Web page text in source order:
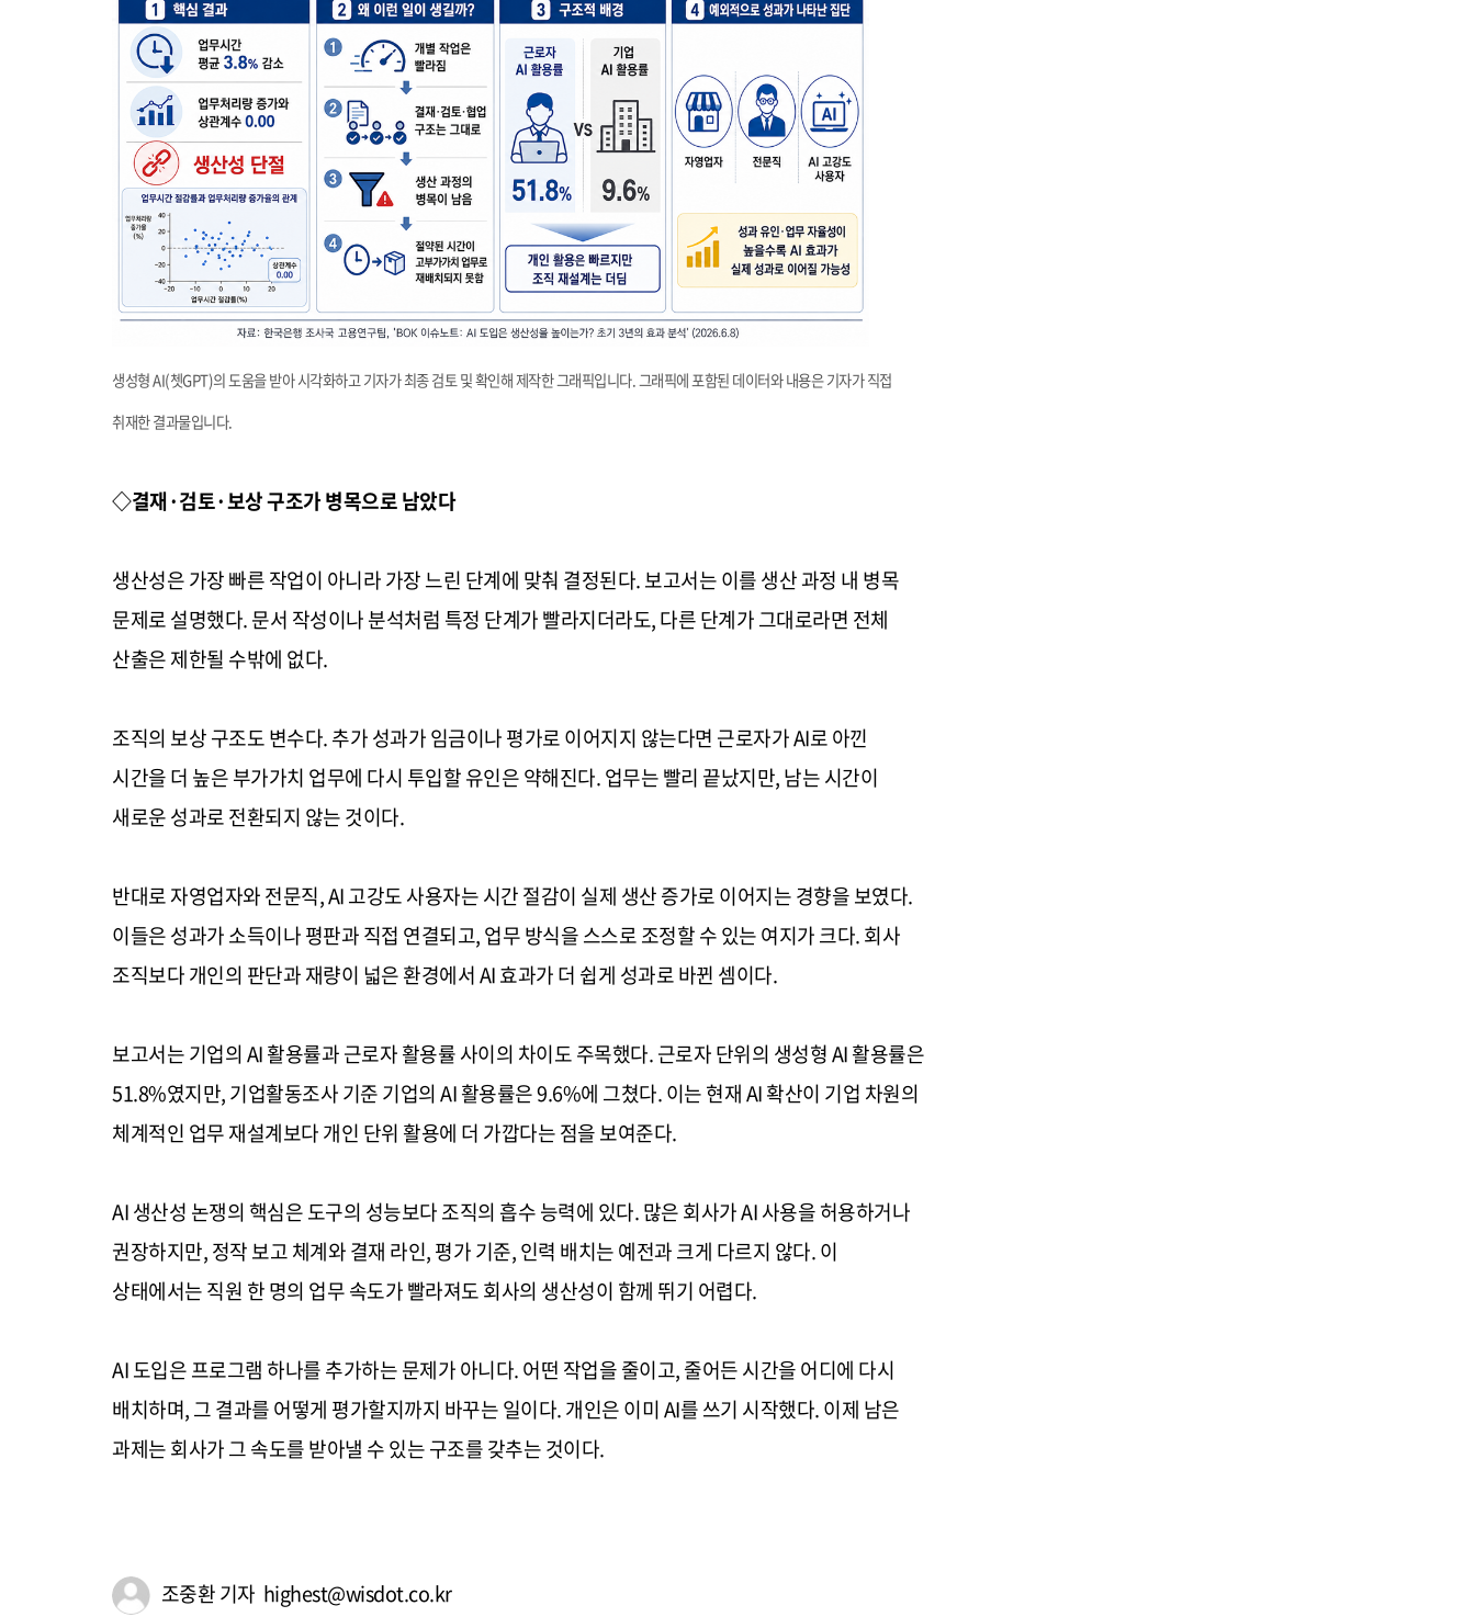
생성형 AI(쳇GPT)의 도움을 받아 시각화하고 기자가 최종 검토 및 확인해 제작한 그래픽입니다. 그래픽에 포함된 데이터와 내용은 기자가 직접
취재한 결과물입니다.
◇결재·검토·보상 구조가 병목으로 남았다
생산성은 가장 빠른 작업이 아니라 가장 느린 단계에 맞춰 결정된다. 보고서는 이를 생산 과정 내 병목
문제로 설명했다. 문서 작성이나 분석처럼 특정 단계가 빨라지더라도, 다른 단계가 그대로라면 전체
산출은 제한될 수밖에 없다.
조직의 보상 구조도 변수다. 추가 성과가 임금이나 평가로 이어지지 않는다면 근로자가 AI로 아낀
시간을 더 높은 부가가치 업무에 다시 투입할 유인은 약해진다. 업무는 빨리 끝났지만, 남는 시간이
새로운 성과로 전환되지 않는 것이다.
반대로 자영업자와 전문직, AI 고강도 사용자는 시간 절감이 실제 생산 증가로 이어지는 경향을 보였다.
이들은 성과가 소득이나 평판과 직접 연결되고, 업무 방식을 스스로 조정할 수 있는 여지가 크다. 회사
조직보다 개인의 판단과 재량이 넓은 환경에서 AI 효과가 더 쉽게 성과로 바뀐 셈이다.
보고서는 기업의 AI 활용률과 근로자 활용률 사이의 차이도 주목했다. 근로자 단위의 생성형 AI 활용률은
51.8%였지만, 기업활동조사 기준 기업의 AI 활용률은 9.6%에 그쳤다. 이는 현재 AI 확산이 기업 차원의
체계적인 업무 재설계보다 개인 단위 활용에 더 가깝다는 점을 보여준다.
AI 생산성 논쟁의 핵심은 도구의 성능보다 조직의 흡수 능력에 있다. 많은 회사가 AI 사용을 허용하거나
권장하지만, 정작 보고 체계와 결재 라인, 평가 기준, 인력 배치는 예전과 크게 다르지 않다. 이
상태에서는 직원 한 명의 업무 속도가 빨라져도 회사의 생산성이 함께 뛰기 어렵다.
AI 도입은 프로그램 하나를 추가하는 문제가 아니다. 어떤 작업을 줄이고, 줄어든 시간을 어디에 다시
배치하며, 그 결과를 어떻게 평가할지까지 바꾸는 일이다. 개인은 이미 AI를 쓰기 시작했다. 이제 남은
과제는 회사가 그 속도를 받아낼 수 있는 구조를 갖추는 것이다.
조중환 기자 highest@wisdot.co.kr